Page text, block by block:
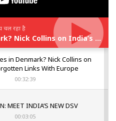
चल रहा है
Rigvedic Names in Denmark? Nick Collins on India’s Forgotten Links With Europe
in Denmark? Nick Collins on
Links With Europe
00:32:39
MEET INDIA’S NEW DSV
00:03:05